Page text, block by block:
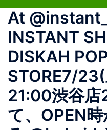
ス
At
INSTANT
DISKAH
STORE7/
21:00渋谷店
て、OPEN